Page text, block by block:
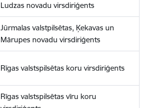
Ludzas novadu virsdiriģents
Jūrmalas valstpilsētas, Ķekavas un
Mārupes novadu virsdiriģents
Rīgas valstspilsētas koru virsdiriģents
Rīgas valstspilsētas vīru koru